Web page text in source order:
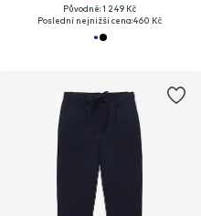
Původně: 1 249 Kč
Poslední nejnižší cena:460 Kč